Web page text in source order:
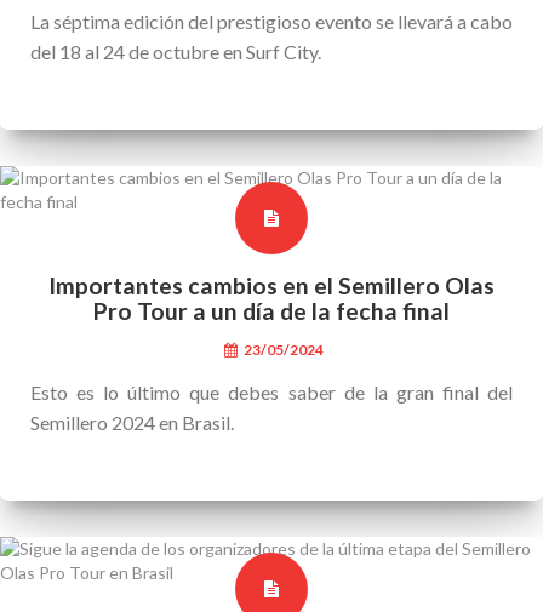
La séptima edición del prestigioso evento se llevará a cabo
del 18 al 24 de octubre en Surf City.
Importantes cambios en el Semillero Olas
Pro Tour a un día de la fecha final
23/05/2024
Esto es lo último que debes saber de la gran final del
Semillero 2024 en Brasil.